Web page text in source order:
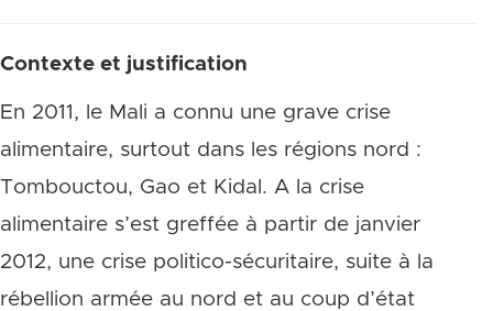
Contexte et justification
En 2011, le Mali a connu une grave crise
alimentaire, surtout dans les régions nord :
Tombouctou, Gao et Kidal. A la crise
alimentaire s’est greffée à partir de janvier
2012, une crise politico-sécuritaire, suite à la
rébellion armée au nord et au coup d’état